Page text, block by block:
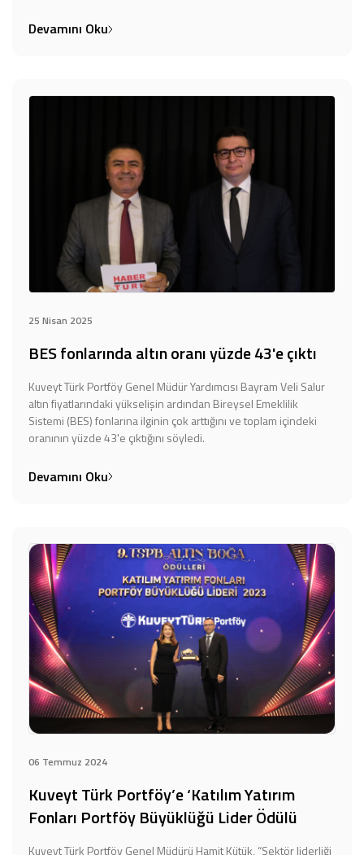
Devamını Oku
25 Nisan 2025
BES fonlarında altın oranı yüzde 43'e çıktı
Kuveyt Türk Portföy Genel Müdür Yardımcısı Bayram Veli Salur
altın fiyatlarındaki yükselişin ardından Bireysel Emeklilik
Sistemi (BES) fonlarına ilginin çok arttığını ve toplam içindeki
oranının yüzde 43'e çıktığını söyledi.
Devamını Oku
06 Temmuz 2024
Kuveyt Türk Portföy’e ‘Katılım Yatırım
Fonları Portföy Büyüklüğü Lider Ödülü
Kuveyt Türk Portföy Genel Müdürü Hamit Kütük, “Sektör liderliği